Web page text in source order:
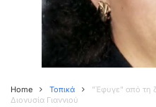
Home Τοπικά
"Έφυγε" από τη
Διονυσία Γιαννιού